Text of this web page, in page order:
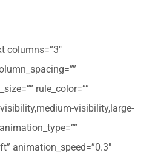
columns=”3″
rule_color=””
visibility,large-
animation_speed=”0.3″